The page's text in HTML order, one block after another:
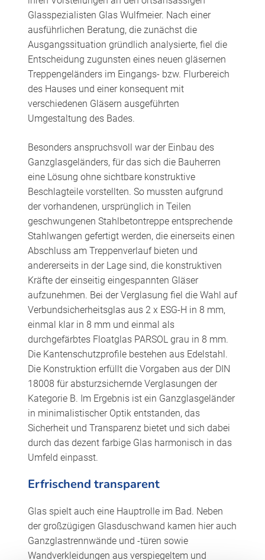
Glasspezialisten Glas Wulfmeier. Nach einer
ausführlichen Beratung, die zunächst die
Ausgangssituation gründlich analysierte, fiel die
Entscheidung zugunsten eines neuen gläsernen
Treppengeländers im Eingangs- bzw. Flurbereich
des Hauses und einer konsequent mit
verschiedenen Gläsern ausgeführten
Umgestaltung des Bades.
Besonders anspruchsvoll war der Einbau des
Ganzglasgeländers, für das sich die Bauherren
eine Lösung ohne sichtbare konstruktive
Beschlagteile vorstellten. So mussten aufgrund
der vorhandenen, ursprünglich in Teilen
geschwungenen Stahlbetontreppe entsprechende
Stahlwangen gefertigt werden, die einerseits einen
Abschluss am Treppenverlauf bieten und
andererseits in der Lage sind, die konstruktiven
Kräfte der einseitig eingespannten Gläser
aufzunehmen. Bei der Verglasung fiel die Wahl auf
Verbundsicherheitsglas aus 2 x ESG-H in 8 mm,
einmal klar in 8 mm und einmal als
durchgefärbtes Floatglas PARSOL grau in 8 mm.
Die Kantenschutzprofile bestehen aus Edelstahl.
Die Konstruktion erfüllt die Vorgaben aus der DIN
18008 für absturzsichernde Verglasungen der
Kategorie B. Im Ergebnis ist ein Ganzglasgeländer
in minimalistischer Optik entstanden, das
Sicherheit und Transparenz bietet und sich dabei
durch das dezent farbige Glas harmonisch in das
Umfeld einpasst.
Erfrischend transparent
Glas spielt auch eine Hauptrolle im Bad. Neben
der großzügigen Glasduschwand kamen hier auch
Ganzglastrennwände und -türen sowie
Wandverkleidungen aus verspiegeltem und